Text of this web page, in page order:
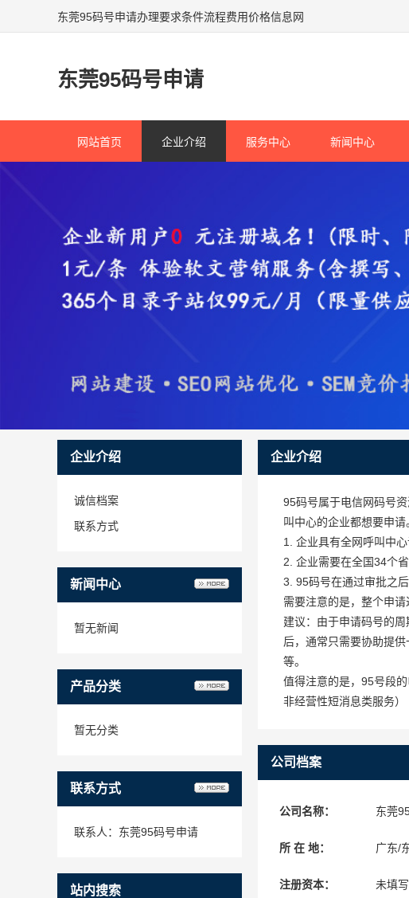
东莞95码号申请办理要求条件流程费用价格信息网
东莞95码号申请
网站首页 企业介绍 服务中心 新闻中心
企业介绍
诚信档案
联系方式
新闻中心
暂无新闻
产品分类
暂无分类
联系方式
联系人：东莞95码号申请
站内搜索
企业介绍
95码号属于电信网码号
叫中心的企业都想要申
1. 企业具有全网呼叫中
2. 企业需要在全国34个
3. 95码号在通过审批之
需要注意的是，整个申
建议：由于申请码号的
后，通常只需要协助提
等。
值得注意的是，95号段
非经营性短消息类服务）
公司档案
公司名称： 东莞
所 在 地： 广东/
注册资本： 未填写